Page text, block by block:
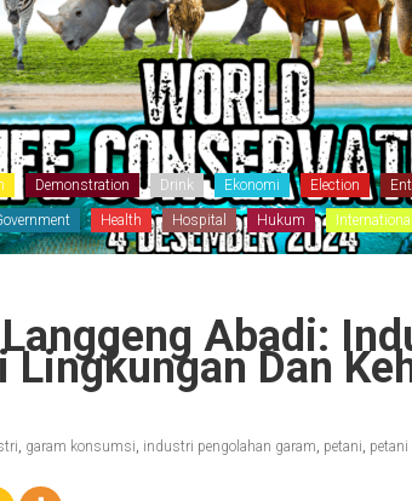
Demonstration Drink Ekonomi Election
Health Hospital Hukum International
Abadi:
Lingkungan Dan
, garam konsumsi, industri pengolahan garam, petani, petani